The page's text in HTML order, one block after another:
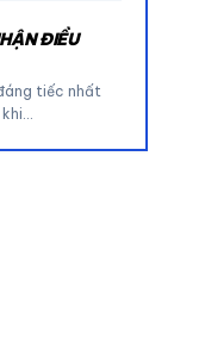
ĐIỀU
tiếc nhất